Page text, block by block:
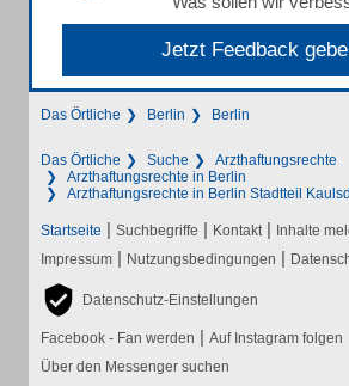
Jetzt Feedback
Das Örtliche Berlin Berlin
Das Örtliche Suche
Arzthaftungsrechte
Arzthaftungsrechte in Berlin
Arzthaftungsrechte in Berlin Stadtteil
Startseite | Suchbegriffe | Kontakt | Inhalte
Impressum | Nutzungsbedingungen |
Datenschutz-Einstellungen
Facebook - Fan werden | Auf Instagram folgen
Über den Messenger suchen